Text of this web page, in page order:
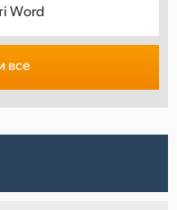
Word
все